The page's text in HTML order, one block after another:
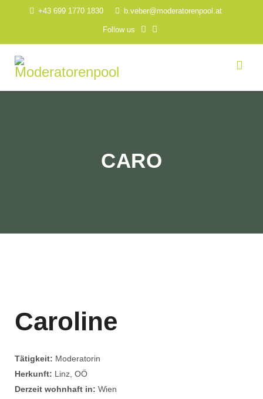
+43 699 1770 1830 b.veber@moderatorenpool.at
Follow us
CARO
Caroline
Tätigkeit: Moderatorin
Herkunft: Linz, OÖ
Derzeit wohnhaft in: Wien